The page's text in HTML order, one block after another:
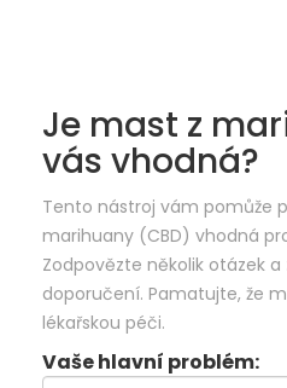
Je mast z
vás vhodná?
Tento nástroj vám pomůže
marihuany (CBD) vhodná
Zodpovězte několik otázek
doporučení. Pamatujte, že
lékařskou péči.
Vaše hlavní problém: